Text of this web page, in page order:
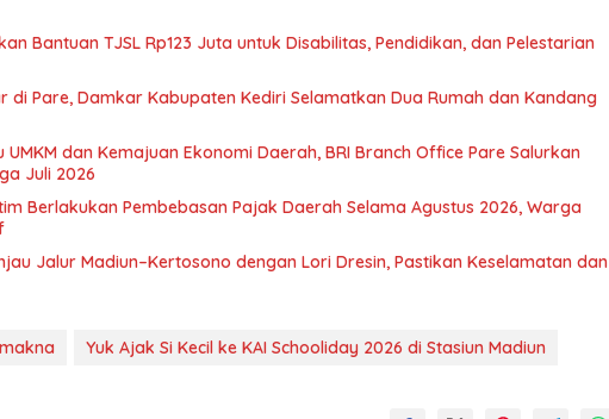
Bantuan TJSL Rp123 Juta untuk Disabilitas, Pendidikan, dan Pelestarian
di Pare, Damkar Kabupaten Kediri Selamatkan Dua Rumah dan Kandang
dan Kemajuan Ekonomi Daerah, BRI Branch Office Pare Salurkan
Juli 2026
Berlakukan Pembebasan Pajak Daerah Selama Agustus 2026, Warga
Jalur Madiun–Kertosono dengan Lori Dresin, Pastikan Keselamatan dan
Yuk Ajak Si Kecil ke KAI Schooliday 2026 di Stasiun Madiun